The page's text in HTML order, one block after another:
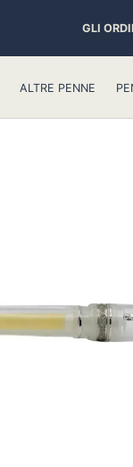
GLI
ALTRE PENNE